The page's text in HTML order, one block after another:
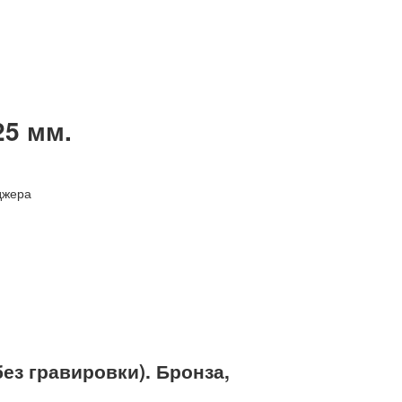
мм.
гравировки). Бронза,